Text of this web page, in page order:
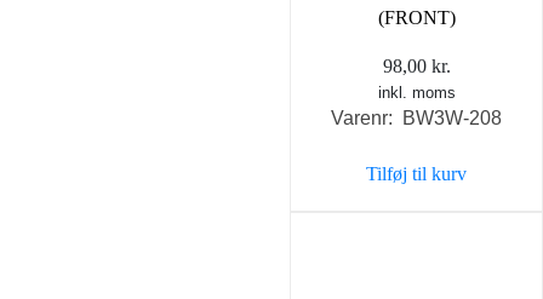
(FRONT)
98,00 kr.
inkl. moms
Varenr: BW3W-208
Tilføj til kurv